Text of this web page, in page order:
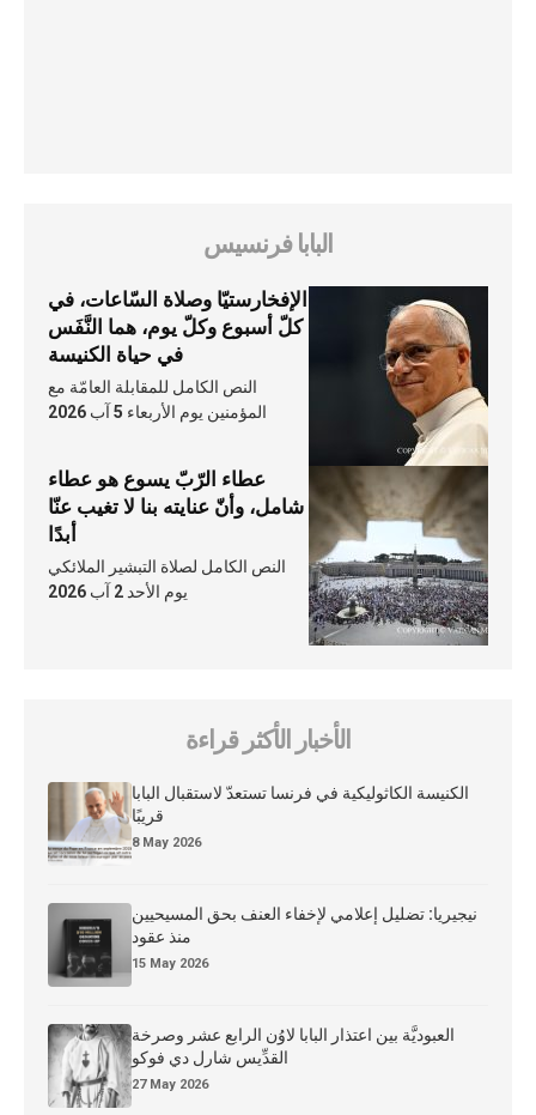
البابا فرنسيس
الإفخارستيّا وصلاة السّاعات، في
كلّ أسبوع وكلّ يوم، هما النَّفَس
في حياة الكنيسة
النص الكامل للمقابلة العامّة مع
المؤمنين يوم الأربعاء 5 آب 2026
عطاء الرّبّ يسوع هو عطاء
شامل، وأنّ عنايته بنا لا تغيب عنّا
أبدًا
النص الكامل لصلاة التبشير الملائكي
يوم الأحد 2 آب 2026
الأخبار الأكثر قراءة
الكنيسة الكاثوليكية في فرنسا تستعدّ لاستقبال البابا
قريبًا
8 May 2026
نيجيريا: تضليل إعلامي لإخفاء العنف بحق المسيحيين
منذ عقود
15 May 2026
العبوديَّة بين اعتذار البابا لاوُن الرابع عشر وصرخة
القدِّيس شارل دي فوكو
27 May 2026